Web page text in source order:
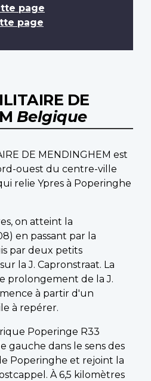
page
page
DE
Belgique
DE MENDINGHEM est
ouest du centre-ville
relie Ypres à Poperinghe
on atteint la
en passant par la
par deux petits
la J. Capronstraat. La
prolongement de la J.
à partir d'un
à repérer.
Poperinge R33
gauche dans le sens des
Poperinghe et rejoint la
À 6,5 kilomètres